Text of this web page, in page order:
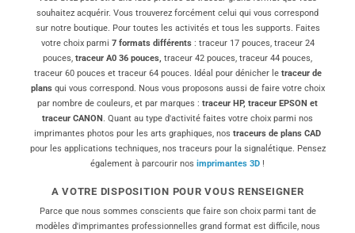
souhaitez acquérir. Vous trouverez forcément celui qui vous correspond
sur notre boutique. Pour toutes les activités et tous les supports. Faites
votre choix parmi 7 formats différents: traceur 17 pouces, traceur 24
pouces, traceur A0 36 pouces, traceur 42 pouces, traceur 44 pouces,
traceur 60 pouces et traceur 64 pouces. Idéal pour dénicher le traceur de
plansqui vous correspond. Nous vous proposons aussi de faire votre choix
par nombre de couleurs, et par marques : traceur HP, traceur EPSON et
traceur CANON . Quant au type d'activité faites votre choix parmi nos
imprimantes photos pour les arts graphiques, nos traceurs de plans CAD
pour les applications techniques, nos traceurs pour la signalétique. Pensez
également à parcourir nos imprimantes 3D !
A VOTRE DISPOSITION POUR VOUS RENSEIGNER
Parce que nous sommes conscients que faire son choix parmi tant de
modèles d'imprimantes professionnelles grand format est difficile, nous